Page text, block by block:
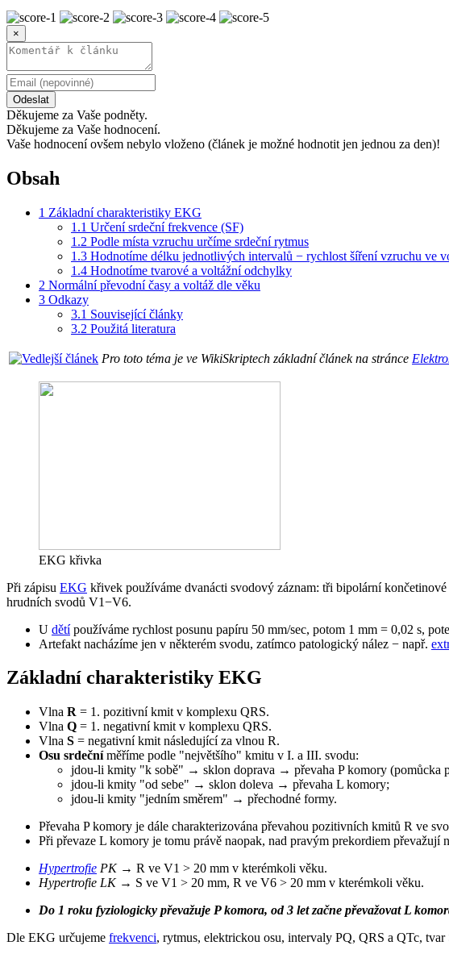
×
Odeslat
Děkujeme za Vaše podněty.
Děkujeme za Vaše hodnocení.
Vaše hodnocení ovšem nebylo vloženo (článek je možné hodnotit jen jednou za den)!
Obsah
1 Základní charakteristiky EKG
1.1 Určení srdeční frekvence (SF)
1.2 Podle místa vzruchu určíme srdeční rytmus
1.3 Hodnotíme délku jednotlivých intervalů − rychlost šíření vzruchu ve
1.4 Hodnotíme tvarové a voltážní odchylky
2 Normální převodní časy a voltáž dle věku
3 Odkazy
3.1 Související články
3.2 Použitá literatura
Pro toto téma je ve WikiSkriptech základní článek na stránce
EKG křivka
Při zápisu EKG křivek používáme dvanácti svodový záznam: tři bipolární
hrudních svodů V1−V6.
U dětípoužíváme rychlost posunu papíru 50 mm/sec, potom 1 mm = 0,02 s,
Artefakt nacházíme jen v některém svodu, zatímco patologický nález − např.
Základní charakteristiky EKG
Vlna R = 1. pozitivní kmit v komplexu QRS.
Vlna Q = 1. negativní kmit v komplexu QRS.
Vlna S = negativní kmit následující za vlnou R.
Osu srdečníměříme podle "největšího" kmitu v I. a III. svodu:
jdou-li kmity "k sobě" → sklon doprava → převaha P komory (pomůcka
jdou-li kmity "od sebe" → sklon doleva → převaha L komory;
jdou-li kmity "jedním směrem" → přechodné formy.
Převaha P komory je dále charakterizována převahou pozitivních kmitů R ve
Při převaze L komory je tomu právě naopak, nad pravým prekordiem
Hypertrofie PK→ R ve V1 > 20 mm v kterémkoli věku.
Hypertrofie LK→ S ve V1 > 20 mm, R ve V6 > 20 mm v kterémkoli věku.
Do 1 roku fyziologicky převažuje P komora, od 3 let začne převažovat L
Dle EKG určujeme frekvenci, rytmus, elektrickou osu, intervaly PQ, QRS a QTc, tvar